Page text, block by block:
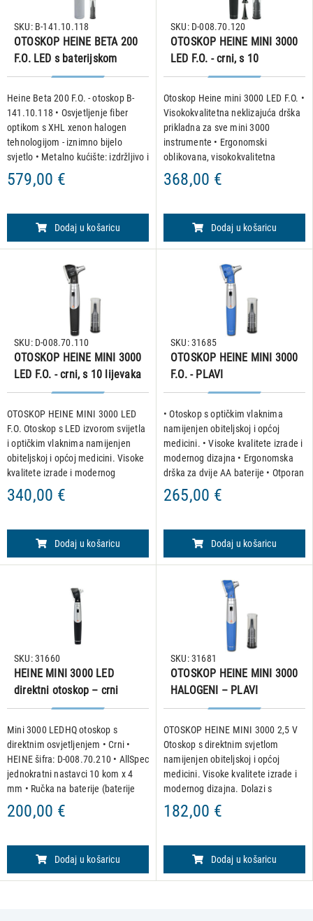
OTOSKOP HEINE BETA 200
F.O. LED s baterijskom
drškom
Heine Beta 200 F.O. - otoskop B-
141.10.118 • Osvjetljenje fiber
optikom s XHL xenon halogen
tehnologijom - iznimno bijelo
svjetlo • Metalno kućište: izdržljivo i
čvrsto, jednostavno za čišćenje •
Unutar otoskopa mat crna boja za
SKU: B-141.10.118
579,00 €
Dodaj u košaricu
OTOSKOP HEINE MINI 3000
LED F.O. - crni, s 10
jednokratnih i 4 višekratna
lijevka
Otoskop Heine mini 3000 LED F.O. •
Visokokvalitetna neklizajuća drška
prikladna za sve mini 3000
instrumente • Ergonomski
oblikovana, visokokvalitetna
plastika, dijelom s kromiranim
premazom, otporna na padove •
SKU: D-008.70.120
368,00 €
Dodaj u košaricu
OTOSKOP HEINE MINI 3000
LED F.O. - crni, s 10 lijevaka
fi. 4 mm
OTOSKOP HEINE MINI 3000 LED
F.O. Otoskop s LED izvorom svijetla
i optičkim vlaknima namijenjen
obiteljskoj i općoj medicini. Visoke
kvalitete izrade i modernog
dizajna. Dolazi s ergonomskom
drškom za dvije AA baterije.
SKU: D-008.70.110
340,00 €
Dodaj u košaricu
OTOSKOP HEINE MINI 3000
F.O. - PLAVI
• Otoskop s optičkim vlaknima
namijenjen obiteljskoj i općoj
medicini. • Visoke kvalitete izrade i
modernog dizajna • Ergonomska
drška za dvije AA baterije • Otporan
na udarce • Poboljšana ksenon-
halogen žaruljica daje 100% više
SKU: 31685
265,00 €
Dodaj u košaricu
HEINE MINI 3000 LED
direktni otoskop – crni
Mini 3000 LEDHQ otoskop s
direktnim osvjetljenjem • Crni •
HEINE šifra: D-008.70.210 • AllSpec
jednokratni nastavci 10 kom x 4
mm • Ručka na baterije (baterije
uključene) Kompaktan otoskop s
izravnim LED osvjetljenjem.
SKU: 31660
200,00 €
Dodaj u košaricu
OTOSKOP HEINE MINI 3000
HALOGENI – PLAVI
OTOSKOP HEINE MINI 3000 2,5 V
Otoskop s direktnim svjetlom
namijenjen obiteljskoj i općoj
medicini. Visoke kvalitete izrade i
modernog dizajna. Dolazi s
ergonomskom drškom za dvije AA
baterije. Otporan na udarce.
SKU: 31681
182,00 €
Dodaj u košaricu